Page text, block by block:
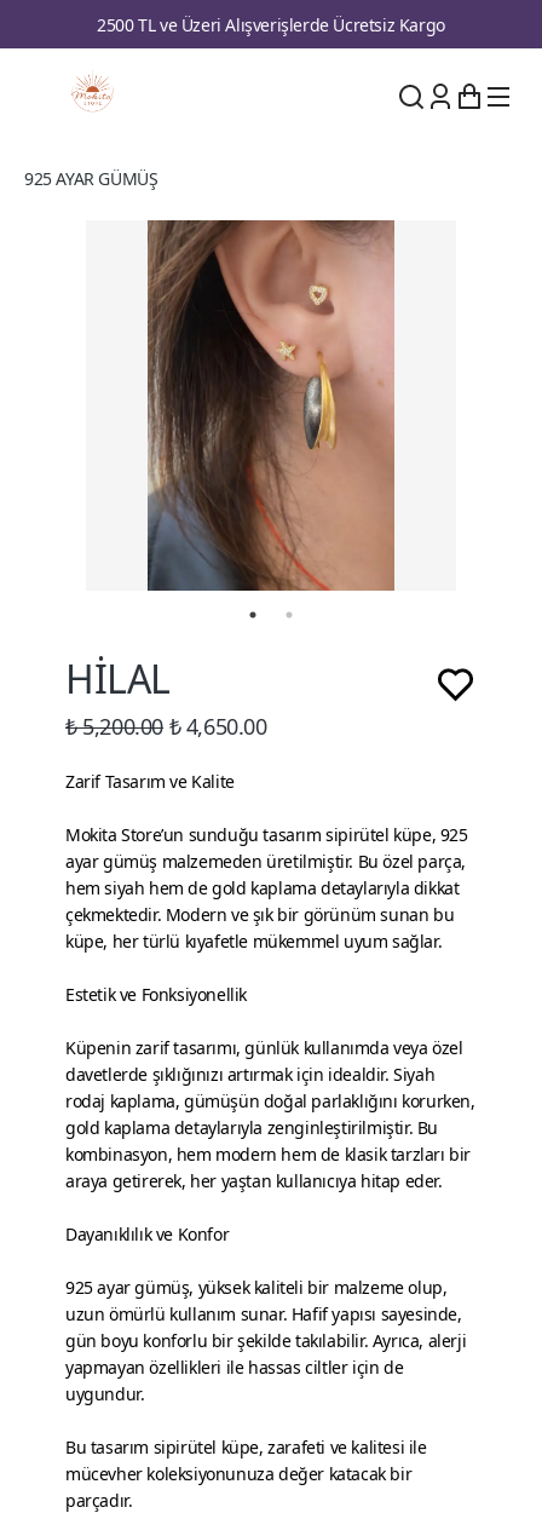
2500 TL ve Üzeri Alışverişlerde Ücretsiz Kargo
925 AYAR GÜMÜŞ
HİLAL
₺ 5,200.00 ₺ 4,650.00
Zarif Tasarım ve Kalite
Mokita Store’un sunduğu tasarım sipirütel küpe, 925
ayar gümüş malzemeden üretilmiştir. Bu özel parça,
hem siyah hem de gold kaplama detaylarıyla dikkat
çekmektedir. Modern ve şık bir görünüm sunan bu
küpe, her türlü kıyafetle mükemmel uyum sağlar.
Estetik ve Fonksiyonellik
Küpenin zarif tasarımı, günlük kullanımda veya özel
davetlerde şıklığınızı artırmak için idealdir. Siyah
rodaj kaplama, gümüşün doğal parlaklığını korurken,
gold kaplama detaylarıyla zenginleştirilmiştir. Bu
kombinasyon, hem modern hem de klasik tarzları bir
araya getirerek, her yaştan kullanıcıya hitap eder.
Dayanıklılık ve Konfor
925 ayar gümüş, yüksek kaliteli bir malzeme olup,
uzun ömürlü kullanım sunar. Hafif yapısı sayesinde,
gün boyu konforlu bir şekilde takılabilir. Ayrıca, alerji
yapmayan özellikleri ile hassas ciltler için de
uygundur.
Bu tasarım sipirütel küpe, zarafeti ve kalitesi ile
mücevher koleksiyonunuza değer katacak bir
parçadır.